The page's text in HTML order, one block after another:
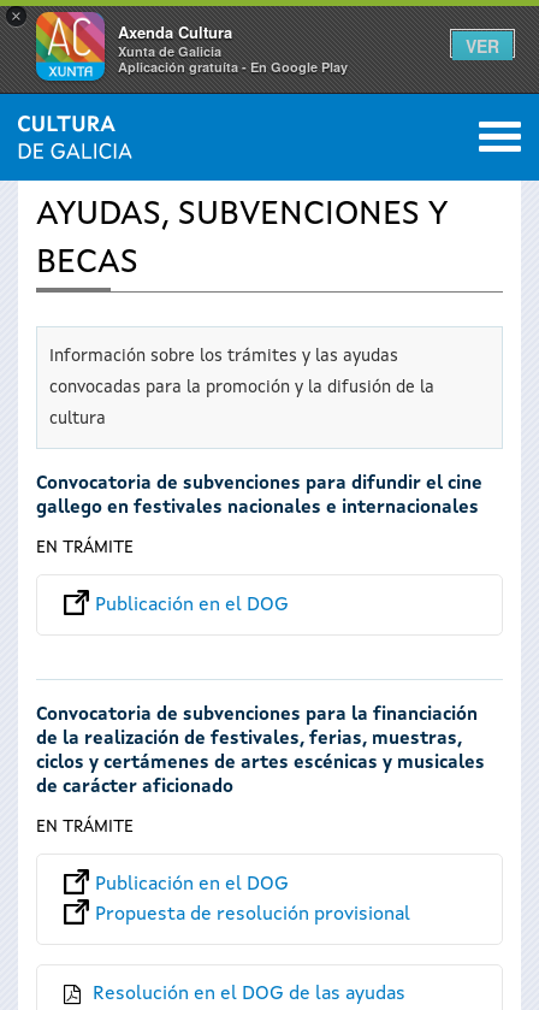
×
Axenda Cultura
Xunta de Galicia
Aplicación gratuíta - En Google Play
VER
Se
usted
aquí
INICIO › SERVICIOS 0
AYUDAS, SUBVENCIONES Y
BECAS
Información sobre los trámites y las ayudas
convocadas para la promoción y la difusión de la
cultura
Convocatoria de subvenciones para difundir el cine
gallego en festivales nacionales e internacionales
EN TRÁMITE
Publicación en el DOG
Convocatoria de subvenciones para la financiación
de la realización de festivales, ferias, muestras,
ciclos y certámenes de artes escénicas y musicales
de carácter aficionado
EN TRÁMITE
Publicación en el DOG
Propuesta de resolución provisional
Resolución en el DOG de las ayudas